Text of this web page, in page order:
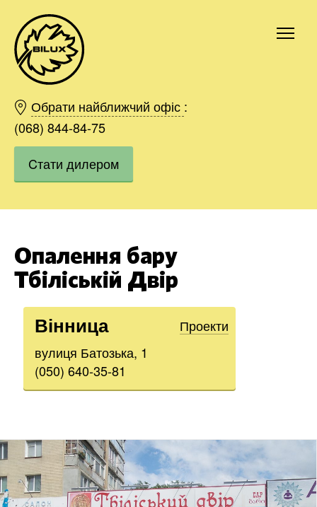
Обрати найближчий офіс :
(068) 844-84-75
Cтати дилером
Опалення бару
Тбіліській Двір
Вінница
Проекти
вулиця Батозька, 1
(050) 640-35-81
Київ
Харків
Одесса
Дніпро
Івано-Франківськ
Вінниця
Область
Замовити